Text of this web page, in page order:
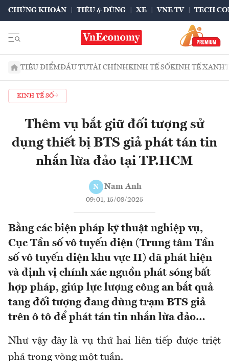
CHỨNG KHOÁN TIÊU & DÙNG XE VNE TV TECH
TIÊU ĐIỂMĐẦU TƯTÀI CHÍNHKINH TẾ SỐKINH TẾ XANH
KINH TẾ SỐ
Thêm vụ bắt giữ đối tượng sử
dụng thiết bị BTS giả phát tán tin
nhắn lừa đảo tại TP.HCM
N Nam Anh
09:01, 15/08/2025
Bằng các biện pháp kỹ thuật nghiệp vụ,
Cục Tần số vô tuyến điện (Trung tâm Tần
số vô tuyến điện khu vực II) đã phát hiện
và định vị chính xác nguồn phát sóng bất
hợp pháp, giúp lực lượng công an bắt quả
tang đối tượng đang dùng trạm BTS giả
trên ô tô để phát tán tin nhắn lừa đảo…
Như vậy đây là vụ thứ hai liên tiếp được triệt
phá trong vòng một tuần.